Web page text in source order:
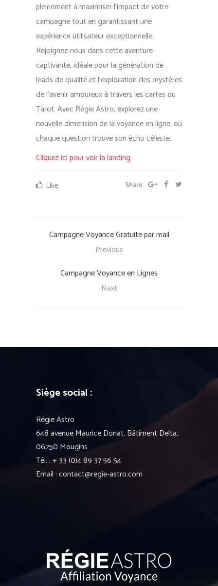
pleinement à maximiser l’impact de votre
campagne tout en garantissant une
expérience utilisateur exceptionnelle.
Rejoignez-nous dans cette aventure
captivante, idéale pour la génération de
leads de qualité et l’exploration des mystères
de l’avenir amoureux à travers les cartes du
Tarot. Avec Régie Astro, explorez une
nouvelle dimension de la voyance en ligne, où
chaque question trouve son écho céleste.
Cliquez ici pour voir la landing
Share
Like
Campagne Voyance Gratuite par mail
Previous
Campagne Voyance en Lignes
Next
Siège social :
Régie Astro
648 avenue Maurice Donat, Bâtiment Delta,
06250 Mougins
Tél. : + 33 (0)4 89 37 56 54
Email : contact@regie-astro.com